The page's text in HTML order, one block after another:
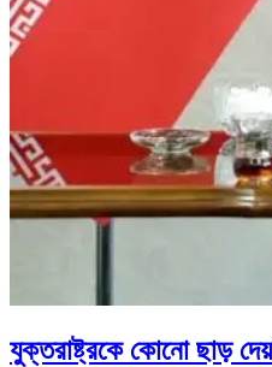
যুক্তরাষ্ট্রকে কোনো ছাড়